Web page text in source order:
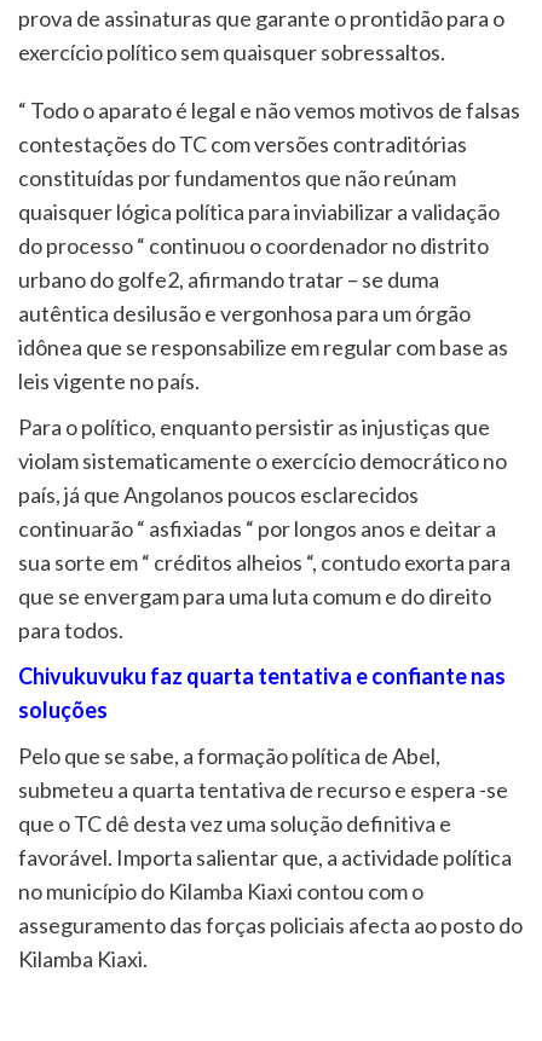
prova de assinaturas que garante o prontidão para o
exercício político sem quaisquer sobressaltos.
“ Todo o aparato é legal e não vemos motivos de falsas
contestações do TC com versões contraditórias
constituídas por fundamentos que não reúnam
quaisquer lógica política para inviabilizar a validação
do processo “ continuou o coordenador no distrito
urbano do golfe2, afirmando tratar – se duma
autêntica desilusão e vergonhosa para um órgão
idônea que se responsabilize em regular com base as
leis vigente no país.
Para o político, enquanto persistir as injustiças que
violam sistematicamente o exercício democrático no
país, já que Angolanos poucos esclarecidos
continuarão “ asfixiadas “ por longos anos e deitar a
sua sorte em “ créditos alheios “, contudo exorta para
que se envergam para uma luta comum e do direito
para todos.
Chivukuvuku faz quarta tentativa e confiante nas
soluções
Pelo que se sabe, a formação política de Abel,
submeteu a quarta tentativa de recurso e espera -se
que o TC dê desta vez uma solução definitiva e
favorável. Importa salientar que, a actividade política
no município do Kilamba Kiaxi contou com o
asseguramento das forças policiais afecta ao posto do
Kilamba Kiaxi.